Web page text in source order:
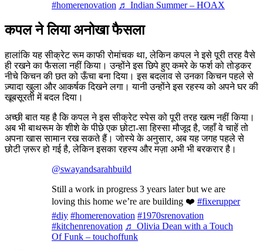
#homerenovation ♬ Indian Summer – HOAX
कपल ने लिया अनोखा फैसला
हालांकि यह सीक्रेट रूम काफी रोमांचक था, लेकिन कपल ने इसे पूरी तरह वैसे
ही रखने का फैसला नहीं किया। उन्होंने इस छिपे हुए कमरे के फर्श को तोड़कर
नीचे किचन की छत को ऊँचा बना दिया। इस बदलाव से उनका किचन पहले से
ज़्यादा खुला और आकर्षक दिखने लगा। यानी उन्होंने इस रहस्य को अपने घर की
खूबसूरती में बदल दिया।
अच्छी बात यह है कि कपल ने इस सीक्रेट स्पेस को पूरी तरह खत्म नहीं किया।
अब भी बाथरूम के शीशे के पीछे एक छोटा-सा हिस्सा मौजूद है, जहाँ वे चाहें तो
अपना खास सामान रख सकते हैं। जोस्ये के अनुसार, अब यह जगह पहले से
छोटी ज़रूर हो गई है, लेकिन इसका रहस्य और मज़ा अभी भी बरकरार है।
@swayandsarahbuild
Still a work in progress 3 years later but we are
loving this home we’re are building ❤️ #fixerupper
#diy #homerenovation #1970srenovation
#kitchenrenovation ♬ Olivia Dean with a Touch
Of Funk – touchoffunk